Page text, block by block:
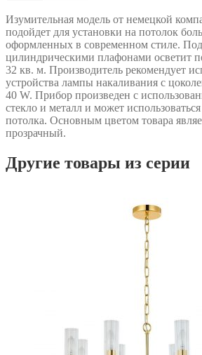
Изумительная модель от немецкой
подойдет для установки на потолок
оформленных в современном стиле.
цилиндрическими плафонами осветит
32 кв. м. Производитель рекомендует
устройства лампы накаливания с
40 W. Прибор произведен с
стекло и металл и может
потолка. Основным цветом товара
прозрачный.
Другие товары из серии